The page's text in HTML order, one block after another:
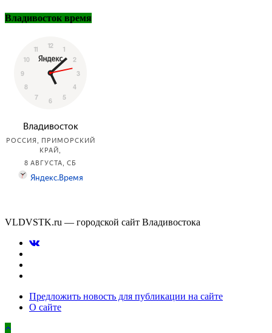
Владивосток время
VLDVSTK.ru — городской сайт Владивостока
Предложить новость для публикации на сайте
О сайте